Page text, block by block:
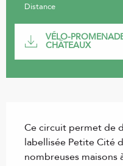
Distance
Documentation
VÉLO-
CHÂTEAUX
Ce circuit permet de
labellisée Petite Cité
nombreuses maisons